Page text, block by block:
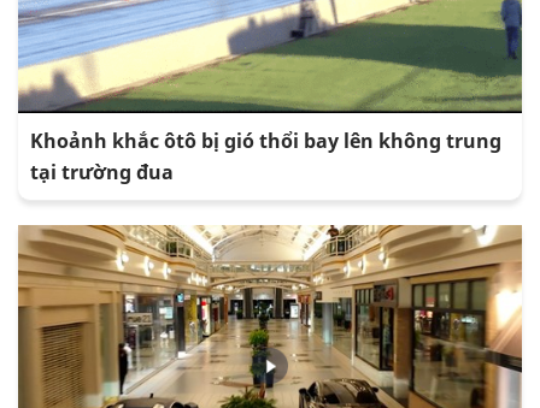
Khoảnh khắc ôtô bị gió thổi bay lên không trung
tại trường đua